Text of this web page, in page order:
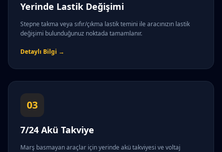
Yerinde Lastik Değişimi
Stepne takma veya sıfır/çıkma lastik temini ile aracınızın lastik
değişimi bulunduğunuz noktada tamamlanır.
Detaylı Bilgi →
03
7/24 Akü Takviye
Marş basmayan araçlar için yerinde akü takviyesi ve voltaj